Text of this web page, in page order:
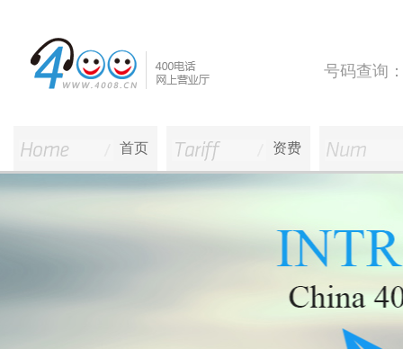
号码查询
首页 资费